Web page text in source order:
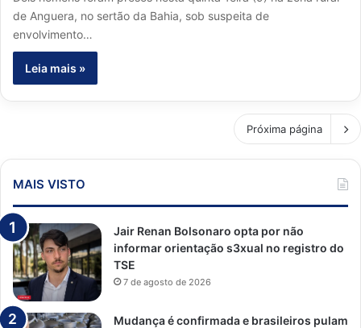
de Anguera, no sertão da Bahia, sob suspeita de
envolvimento…
Leia mais »
Próxima página
MAIS VISTO
Jair Renan Bolsonaro opta por não
informar orientação s3xual no registro do
TSE
7 de agosto de 2026
Mudança é confirmada e brasileiros pulam